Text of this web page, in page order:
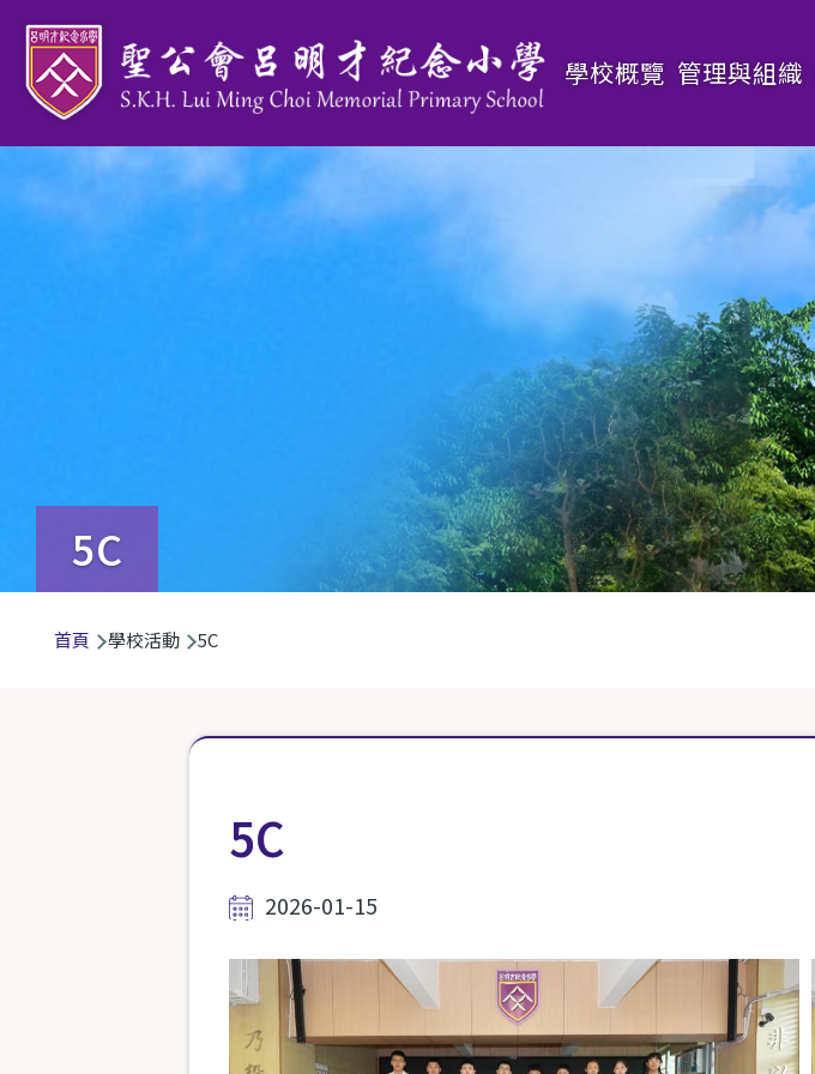
移至主內容 Main
navigation
學校概覽 管理與組織
5C
航
首頁 學校活動 5C
5C
2026-01-15